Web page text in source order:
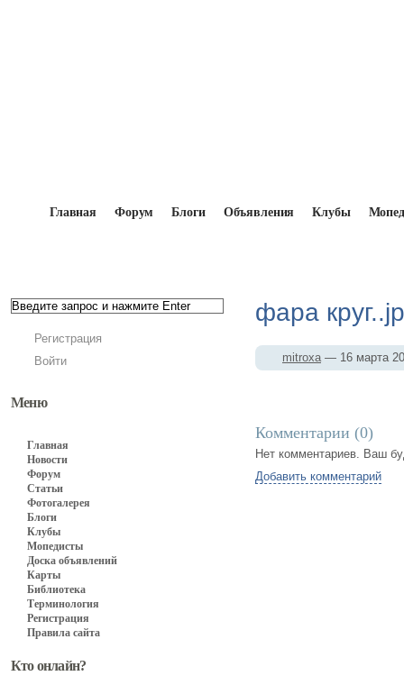
Главная Форум Блоги Объявления Клубы
Регистрация
Войти
Меню
Главная
Новости
Форум
Статьи
Фотогалерея
Блоги
Клубы
Мопедисты
Доска объявлений
Карты
Библиотека
Терминология
Регистрация
Правила сайта
Кто онлайн?
фара
mitroxa— 16 марта
Комментарии (0)
Нет комментариев. Ваш
Добавить комментарий